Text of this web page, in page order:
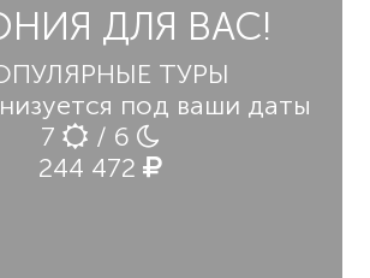
ДЛЯ ВАС!
ТУРЫ
под ваши даты
7
/ 6
244 472